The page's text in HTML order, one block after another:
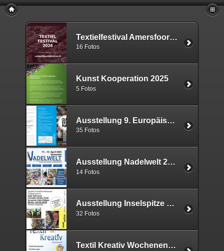
Textielfestival Amersfoort NL 2026
16 Fotos
Kunst Kooperation 2025
5 Fotos
Ausstellung 9. Europäische Quilt-Triennale 2025
35 Fotos
Ausstellung Nadelwelt 2025
14 Fotos
Ausstellung Inselspitze 2025
32 Fotos
Textil Kreativ Wochenende 2024